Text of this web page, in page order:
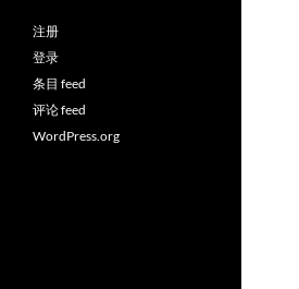
注册
登录
条目 feed
评论 feed
WordPress.org